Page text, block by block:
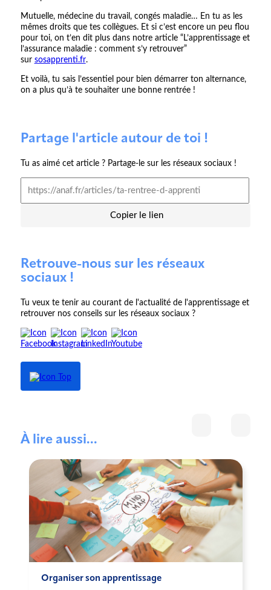
Mutuelle, médecine du travail, congés maladie… En tu as les
mêmes droits que tes collègues. Et si c’est encore un peu flou
pour toi, on t’en dit plus dans notre article “L’apprentissage et
l’assurance maladie : comment s’y retrouver”
sur sosapprenti.fr.
Et voilà, tu sais l’essentiel pour bien démarrer ton alternance,
on a plus qu’à te souhaiter une bonne rentrée !
Partage l'article autour de toi !
Tu as aimé cet article ? Partage-le sur les réseaux sociaux !
Copier le lien
Retrouve-nous sur les réseaux
sociaux !
Tu veux te tenir au courant de l'actualité de l'apprentissage et
retrouver nos conseils sur les réseaux sociaux ?
À lire aussi...
Organiser son apprentissage